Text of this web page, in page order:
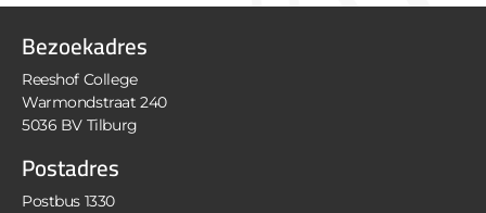
Bezoekadres
Reeshof College
Warmondstraat 240
5036 BV Tilburg
Postadres
Postbus 1330